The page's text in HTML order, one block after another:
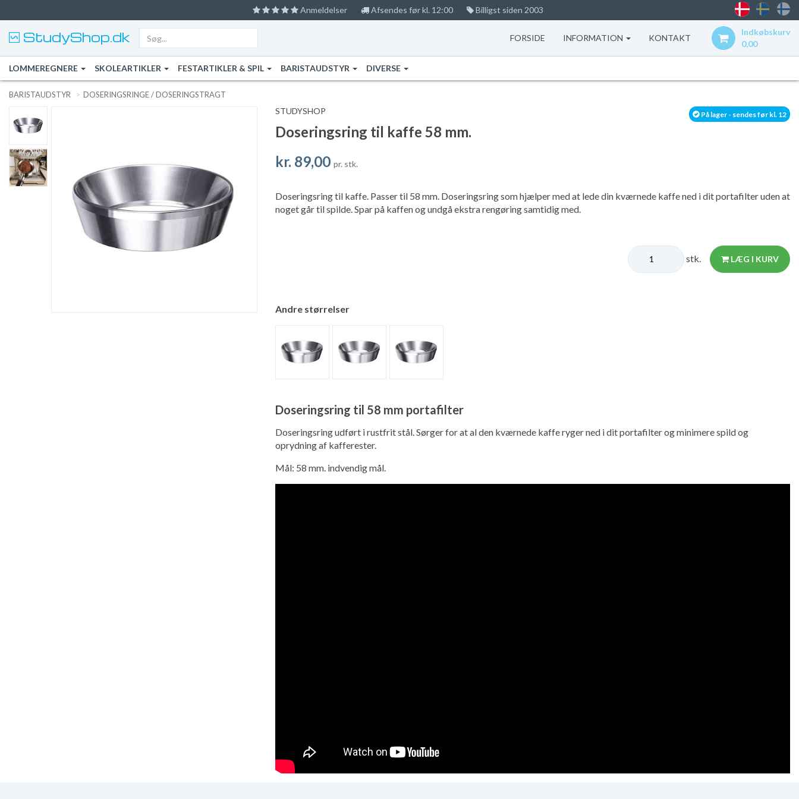
Anmeldelser Afsendes før kl. 12:00 Billigst siden 2003
StudyShop.dk
Indkøbskurv
0,00
FORSIDE INFORMATION KONTAKT
LOMMEREGNERE SKOLEARTIKLER FESTARTIKLER & SPIL BARISTAUDSTYR DIVERSE
BARISTAUDSTYR DOSERINGSRINGE / DOSERINGSTRAGT
På lager - sendes før kl. 12
STUDYSHOP
Doseringsring til kaffe 58 mm.
kr. 89,00 pr. stk.
Doseringsring til kaffe. Passer til 58 mm. Doseringsring som hjælper med at lede din kværnede kaffe ned i dit portafilter uden at
noget går til spilde. Spar på kaffen og undgå ekstra rengøring samtidig med.
stk. LÆG I KURV
Andre størrelser
Doseringsring til 58 mm portafilter
Doseringsring udført i rustfrit stål. Sørger for at al den kværnede kaffe ryger ned i dit portafilter og minimere spild og
oprydning af kafferester.
Mål: 58 mm. indvendig mål.